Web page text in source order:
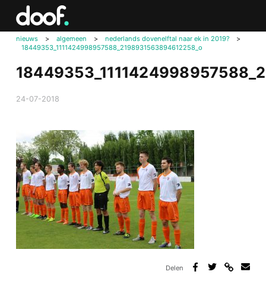
nieuws > algemeen > nederlands dovenelftal naar ek in 2019?
>
18449353_1111424998957588_2198931563894612258_o
24-07-2018
Delen
in
Doof.nl